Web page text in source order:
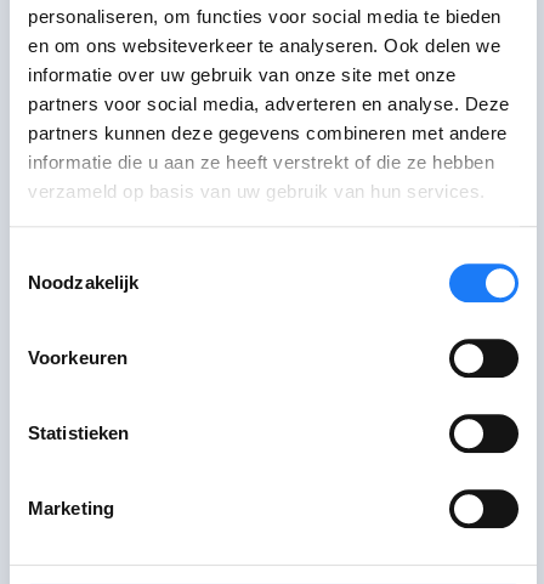
personaliseren, om functies voor social media te bieden
en om ons websiteverkeer te analyseren. Ook delen we
informatie over uw gebruik van onze site met onze
partners voor social media, adverteren en analyse. Deze
partners kunnen deze gegevens combineren met andere
informatie die u aan ze heeft verstrekt of die ze hebben
verzameld op basis van uw gebruik van hun services.
Noodzakelijk
Voorkeuren
Statistieken
Marketing
open tot 21:00
Chat met CLB
Maandag, dinsdag,
donderdag 17:00-21:00 uur. Woensdag
14:00-21:00 uur. Schoolvakanties:
maandag-donderdag 14:00-21:00 uur.
Wat vond je van deze